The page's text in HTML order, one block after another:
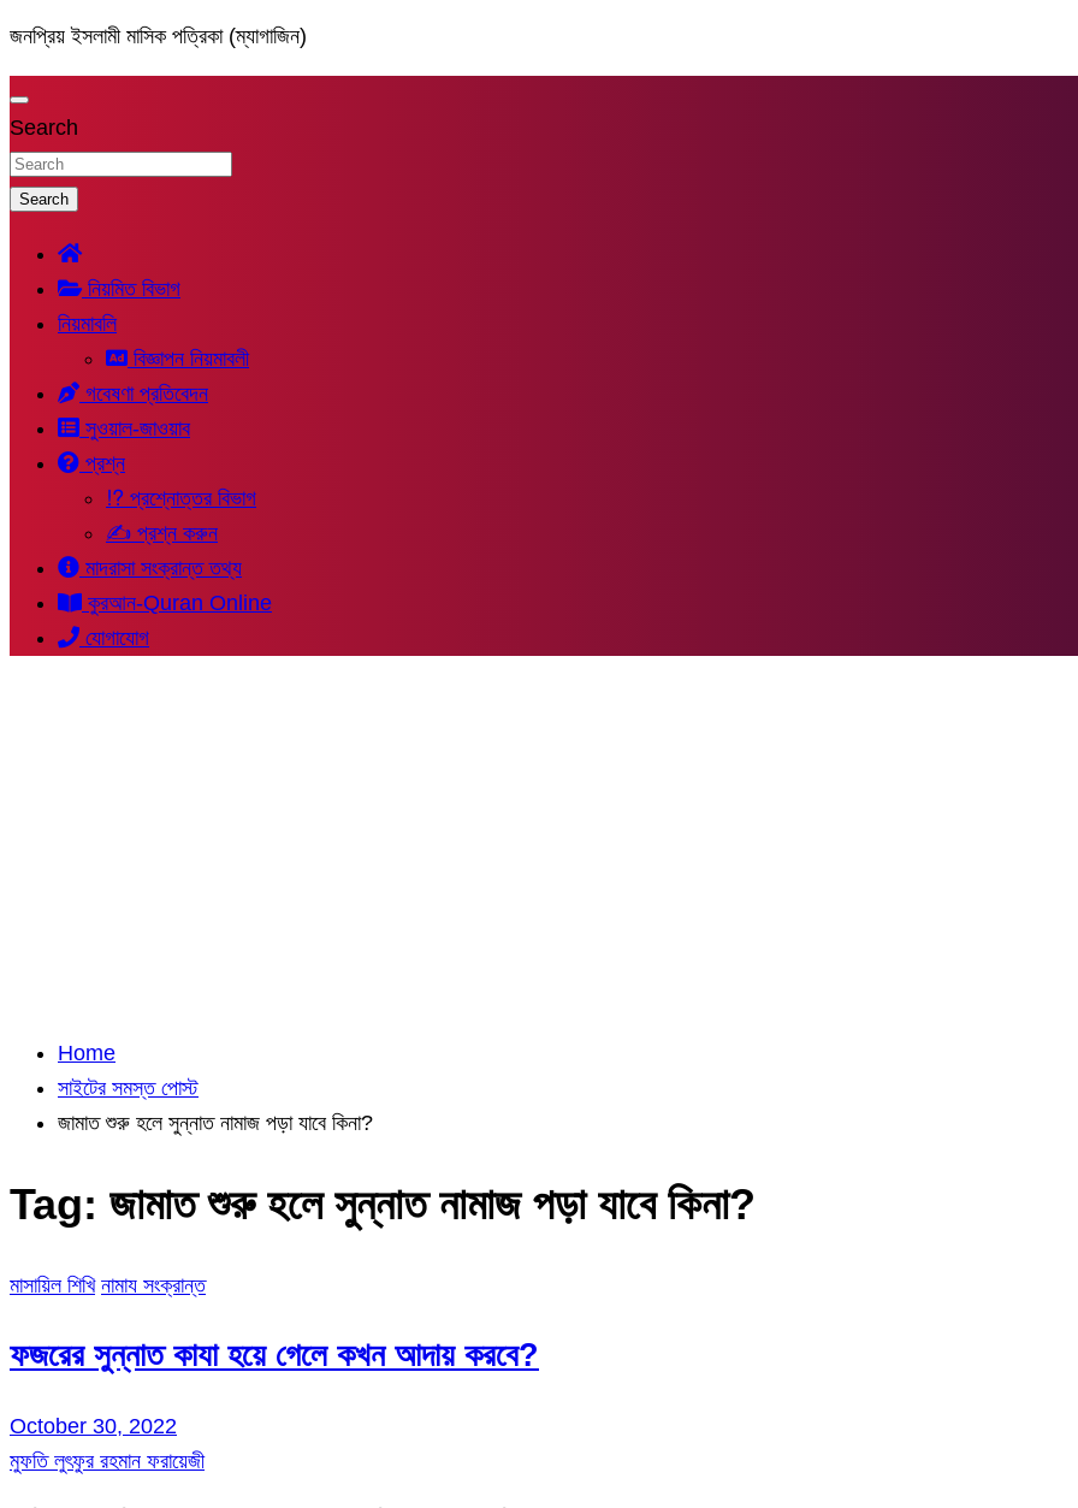
জনপ্রিয় ইসলামী মাসিক পত্রিকা (ম্যাগাজিন)
Search
Search
নিয়মিত বিভাগ
নিয়মাবলি
বিজ্ঞাপন নিয়মাবলী
গবেষণা প্রতিবেদন
সুওয়াল-জাওয়াব
প্রশ্ন
⁉ প্রশ্নোত্তর বিভাগ
✍ প্রশ্ন করুন
মাদরাসা সংক্রান্ত তথ্য
কুরআন-Quran Online
যোগাযোগ
Home
সাইটের সমস্ত পোস্ট
জামাত শুরু হলে সুন্নাত নামাজ পড়া যাবে কিনা?
Tag: জামাত শুরু হলে সুন্নাত নামাজ পড়া যাবে কিনা?
মাসায়িল শিখি নামায সংক্রান্ত
ফজরের সুন্নাত কাযা হয়ে গেলে কখন আদায় করবে?
October 30, 2022
মুফতি লুৎফুর রহমান ফরায়েজী